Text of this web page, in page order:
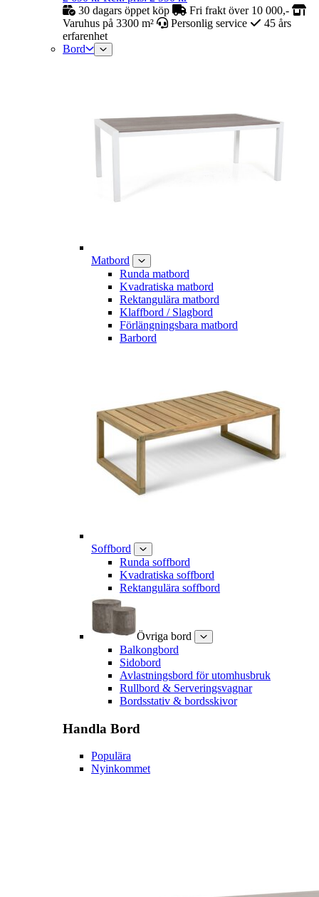
30 dagars öppet köp
Fri frakt över 10 000,-
Varuhus på 3300 m²
Personlig service
45 års
erfarenhet
Bord
Matbord
Runda matbord
Kvadratiska matbord
Rektangulära matbord
Klaffbord / Slagbord
Förlängningsbara matbord
Barbord
Soffbord
Runda soffbord
Kvadratiska soffbord
Rektangulära soffbord
Övriga bord
Balkongbord
Sidobord
Avlastningsbord för utomhusbruk
Rullbord & Serveringsvagnar
Bordsstativ & bordsskivor
Handla Bord
Populära
Nyinkommet